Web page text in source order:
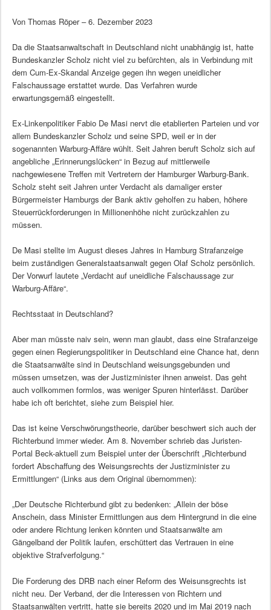
Von Thomas Röper – 6. Dezember 2023
Da die Staatsanwaltschaft in Deutschland nicht unabhängig ist, hatte
Bundeskanzler Scholz nicht viel zu befürchten, als in Verbindung mit
dem Cum-Ex-Skandal Anzeige gegen ihn wegen uneidlicher
Falschaussage erstattet wurde. Das Verfahren wurde
erwartungsgemäß eingestellt.
Ex-Linkenpolitiker Fabio De Masi nervt die etablierten Parteien und vor
allem Bundeskanzler Scholz und seine SPD, weil er in der
sogenannten Warburg-Affäre wühlt. Seit Jahren beruft Scholz sich auf
angebliche „Erinnerungslücken“ in Bezug auf mittlerweile
nachgewiesene Treffen mit Vertretern der Hamburger Warburg-Bank.
Scholz steht seit Jahren unter Verdacht als damaliger erster
Bürgermeister Hamburgs der Bank aktiv geholfen zu haben, höhere
Steuerrückforderungen in Millionenhöhe nicht zurückzahlen zu
müssen.
De Masi stellte im August dieses Jahres in Hamburg Strafanzeige
beim zuständigen Generalstaatsanwalt gegen Olaf Scholz persönlich.
Der Vorwurf lautete „Verdacht auf uneidliche Falschaussage zur
Warburg-Affäre“.
Rechtsstaat in Deutschland?
Aber man müsste naiv sein, wenn man glaubt, dass eine Strafanzeige
gegen einen Regierungspolitiker in Deutschland eine Chance hat, denn
die Staatsanwälte sind in Deutschland weisungsgebunden und
müssen umsetzen, was der Justizminister ihnen anweist. Das geht
auch vollkommen formlos, was weniger Spuren hinterlässt. Darüber
habe ich oft berichtet, siehe zum Beispiel hier.
Das ist keine Verschwörungstheorie, darüber beschwert sich auch der
Richterbund immer wieder. Am 8. November schrieb das Juristen-
Portal Beck-aktuell zum Beispiel unter der Überschrift „Richterbund
fordert Abschaffung des Weisungsrechts der Justizminister zu
Ermittlungen“ (Links aus dem Original übernommen):
„Der Deutsche Richterbund gibt zu bedenken: „Allein der böse
Anschein, dass Minister Ermittlungen aus dem Hintergrund in die eine
oder andere Richtung lenken könnten und Staatsanwälte am
Gängelband der Politik laufen, erschüttert das Vertrauen in eine
objektive Strafverfolgung.“
Die Forderung des DRB nach einer Reform des Weisunsgrechts ist
nicht neu. Der Verband, der die Interessen von Richtern und
Staatsanwälten vertritt, hatte sie bereits 2020 und im Mai 2019 nach